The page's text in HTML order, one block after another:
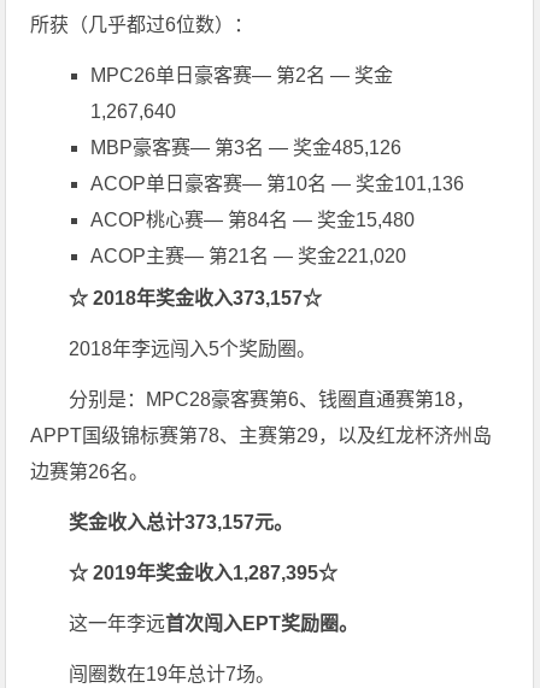
所获（几乎都过6位数）：
MPC26单日豪客赛— 第2名 — 奖金
1,267,640
MBP豪客赛— 第3名 — 奖金485,126
ACOP单日豪客赛— 第10名 — 奖金101,136
ACOP桃心赛— 第84名 — 奖金15,480
ACOP主赛— 第21名 — 奖金221,020
☆ 2018年奖金收入373,157☆
2018年李远闯入5个奖励圈。
分别是：MPC28豪客赛第6、钱圈直通赛第18，
APPT国级锦标赛第78、主赛第29，以及红龙杯济州岛
边赛第26名。
奖金收入总计373,157元。
☆ 2019年奖金收入1,287,395☆
这一年李远首次闯入EPT奖励圈。
闯圈数在19年总计7场。